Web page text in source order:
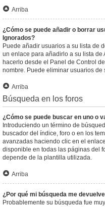
Arriba
¿Cómo se puede añadir o borrar
Ignorados?
Puede añadir usuarios a su lista de
un enlace para añadirlo a su lista de
hacerlo desde el Panel de Control
nombre. Puede eliminar usuarios
Arriba
Búsqueda en los foros
¿Cómo se puede buscar en uno o
Introduciendo un término de
buscador del índice, foro o en los
avanzadas haciendo clic en el
disponible en todas las páginas del
depende de la plantilla utilizada.
Arriba
¿Por qué mi búsqueda me
Probablemente su búsqueda fue